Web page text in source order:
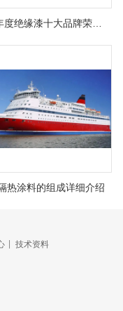
热涂料的组成详细介绍
技术资料